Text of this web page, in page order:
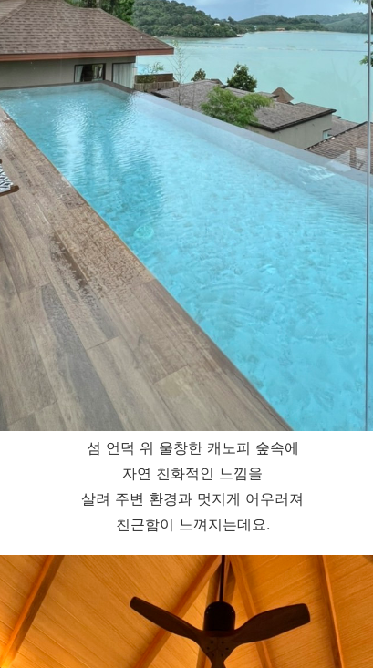
섬 언덕 위 울창한 캐노피 숲속에
자연 친화적인 느낌을
살려 주변 환경과 멋지게 어우러져
친근함이 느껴지는데요.